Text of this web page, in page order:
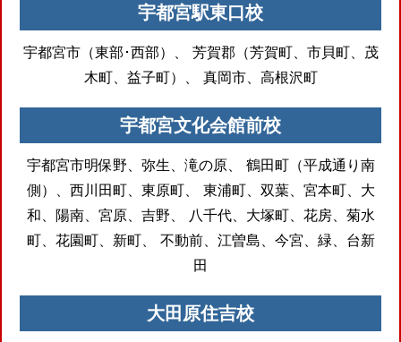
宇都宮駅東口校
宇都宮市（東部･西部）、
芳賀郡（芳賀町、市貝町、茂
木町、益子町）、
真岡市、高根沢町
宇都宮文化会館前校
宇都宮市明保野、弥生、滝の原、
鶴田町（平成通り南
側）、西川田町、東原町、
東浦町、双葉、宮本町、大
和、陽南、宮原、吉野、
八千代、大塚町、花房、菊水
町、花園町、新町、
不動前、江曽島、今宮、緑、台新
田
大田原住吉校